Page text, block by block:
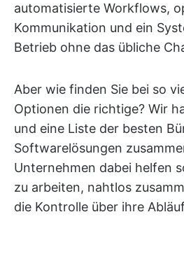
automatisierte Workflows,
Kommunikation und ein
Betrieb ohne das übliche
Aber wie finden Sie bei so
Optionen die richtige? Wir
und eine Liste der besten
Softwarelösungen
Unternehmen dabei helfen
zu arbeiten, nahtlos
die Kontrolle über ihre